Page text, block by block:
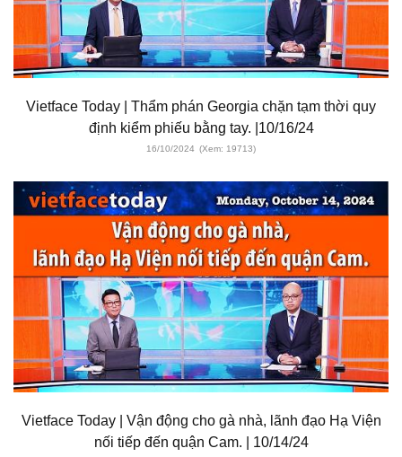
Vietface Today | Thẩm phán Georgia chặn tạm thời quy
định kiểm phiếu bằng tay. |10/16/24
16/10/2024 (Xem: 19713)
Vietface Today | Vận động cho gà nhà, lãnh đạo Hạ Viện
nối tiếp đến quận Cam. | 10/14/24